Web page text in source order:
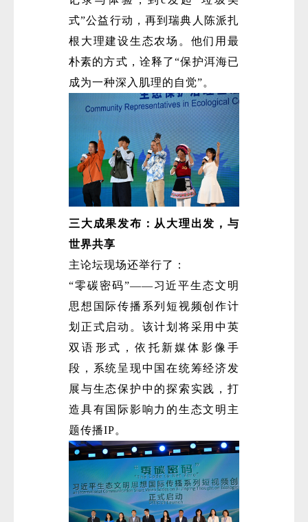
式”公益行动，再到瑞典人陈派扎
根大理建设生态农场。他们用最
朴素的方式，诠释了“保护洱海已
成为一种深入肌理的自觉”。
三大成果发布：从大理出发，与
世界共享
主论坛现场还举行了：
“零碳密码”——习近平生态文明
思想国际传播系列短视频创作计
划正式启动。该计划将采用中英
双语形式，依托新媒体影像手
段，系统呈现中国在统筹经济发
展与生态保护中的探索实践，打
造具有国际影响力的生态文明主
题传播IP。